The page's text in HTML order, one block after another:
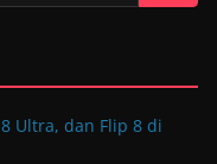
Ultra, dan Flip 8 di